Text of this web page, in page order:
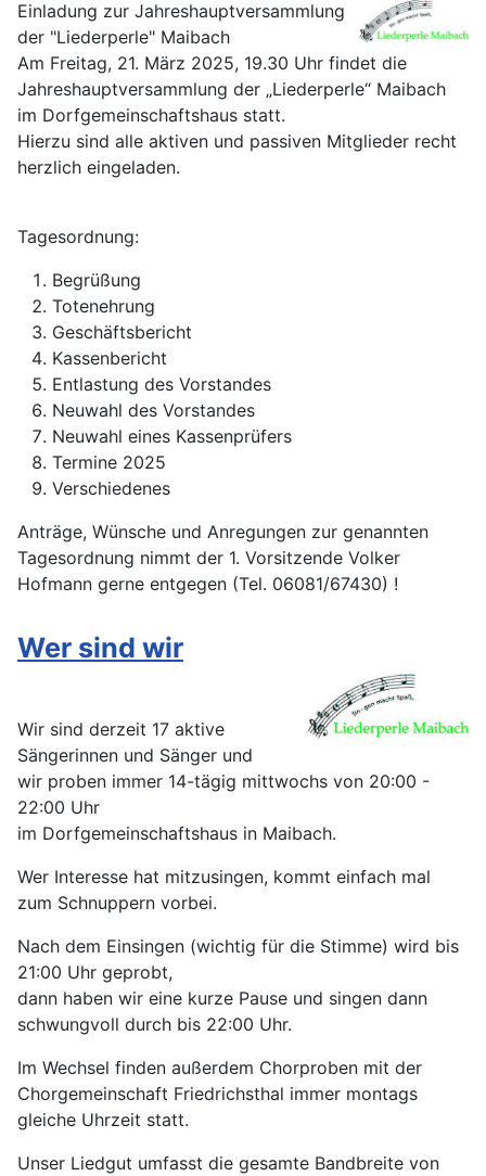
Einladung zur Jahreshauptversammlung
der "Liederperle" Maibach
Am Freitag, 21. März 2025, 19.30 Uhr findet die
Jahreshauptversammlung der „Liederperle“ Maibach
im Dorfgemeinschaftshaus statt.
Hierzu sind alle aktiven und passiven Mitglieder recht
herzlich eingeladen.
Tagesordnung:
Begrüßung
Totenehrung
Geschäftsbericht
Kassenbericht
Entlastung des Vorstandes
Neuwahl des Vorstandes
Neuwahl eines Kassenprüfers
Termine 2025
Verschiedenes
Anträge, Wünsche und Anregungen zur genannten
Tagesordnung nimmt der 1. Vorsitzende Volker
Hofmann gerne entgegen (Tel. 06081/67430) !
Wer sind wir
Wir sind derzeit 17 aktive
Sängerinnen und Sänger und
wir proben immer 14-tägig mittwochs von 20:00 -
22:00 Uhr
im Dorfgemeinschaftshaus in Maibach.
Wer Interesse hat mitzusingen, kommt einfach mal
zum Schnuppern vorbei.
Nach dem Einsingen (wichtig für die Stimme) wird bis
21:00 Uhr geprobt,
dann haben wir eine kurze Pause und singen dann
schwungvoll durch bis 22:00 Uhr.
Im Wechsel finden außerdem Chorproben mit der
Chorgemeinschaft Friedrichsthal immer montags
gleiche Uhrzeit statt.
Unser Liedgut umfasst die gesamte Bandbreite von